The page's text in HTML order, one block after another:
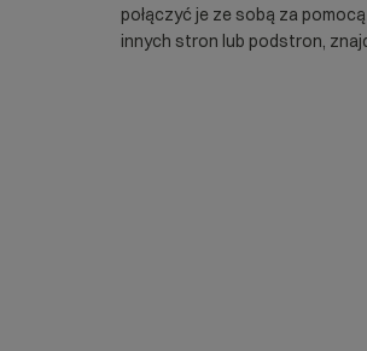
połączyć je ze sobą za
innych stron lub podstron,